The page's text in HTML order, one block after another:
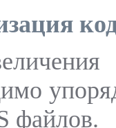
файлов.